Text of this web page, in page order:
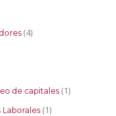
(4)
de capitales (1)
(1)